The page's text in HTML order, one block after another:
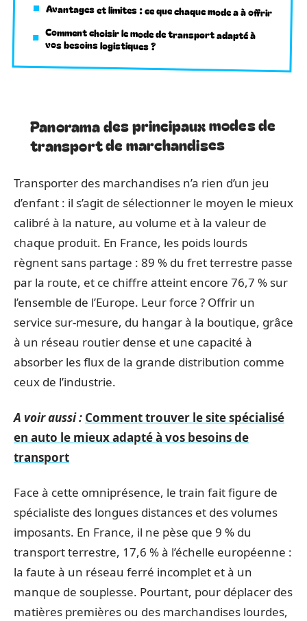
Avantages et limites : ce que chaque mode a à offrir
Comment choisir le mode de transport adapté à
vos besoins logistiques ?
Panorama des principaux modes de
transport de marchandises
Transporter des marchandises n’a rien d’un jeu
d’enfant : il s’agit de sélectionner le moyen le mieux
calibré à la nature, au volume et à la valeur de
chaque produit. En France, les poids lourds
règnent sans partage : 89 % du fret terrestre passe
par la route, et ce chiffre atteint encore 76,7 % sur
l’ensemble de l’Europe. Leur force ? Offrir un
service sur-mesure, du hangar à la boutique, grâce
à un réseau routier dense et une capacité à
absorber les flux de la grande distribution comme
ceux de l’industrie.
A voir aussi : Comment trouver le site spécialisé
en auto le mieux adapté à vos besoins de
transport
Face à cette omniprésence, le train fait figure de
spécialiste des longues distances et des volumes
imposants. En France, il ne pèse que 9 % du
transport terrestre, 17,6 % à l’échelle européenne :
la faute à un réseau ferré incomplet et à un
manque de souplesse. Pourtant, pour déplacer des
matières premières ou des marchandises lourdes,